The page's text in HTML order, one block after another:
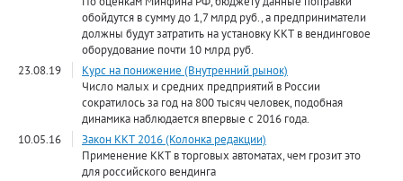
обойдутся в сумму до 1,7 млрд руб., а предприниматели
должны будут затратить на установку ККТ в вендинговое
оборудование почти 10 млрд руб.
23.08.19
Курс на понижение (Внутренний рынок)
Число малых и средних предприятий в России
сократилось за год на 800 тысяч человек, подобная
динамика наблюдается впервые с 2016 года.
10.05.16
Закон ККТ 2016 (Колонка редакции)
Применение ККТ в торговых автоматах, чем грозит это
для российского вендинга